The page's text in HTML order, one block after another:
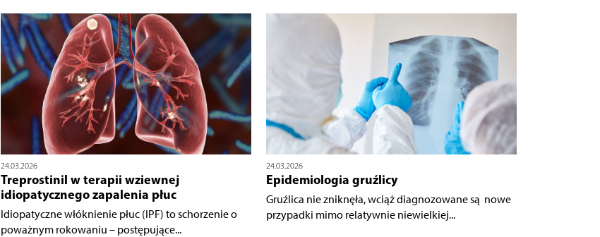
24.03.2026
Treprostinil w terapii wziewnej
idiopatycznego zapalenia płuc
Idiopatyczne włóknienie płuc (IPF) to schorzenie o
poważnym rokowaniu – postępujące...
24.03.2026
Epidemiologia gruźlicy
Gruźlica nie zniknęła, wciąż diagnozowane są nowe
przypadki mimo relatywnie niewielkiej...